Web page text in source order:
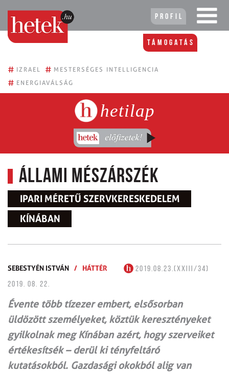
Profil
Támogatás
# IZRAEL # MESTERSÉGES INTELLIGENCIA
# ENERGIAVÁLSÁG
hetilap
Állami mészárszék
IPARI MÉRETŰ SZERVKERESKEDELEM
KÍNÁBAN
SEBESTYÉN ISTVÁN / HÁTTÉR
2019.08.23.(XXIII/34)
2019. 08. 22.
Évente több tízezer embert, elsősorban
üldözött személyeket, köztük keresztényeket
gyilkolnak meg Kínában azért, hogy szerveiket
értékesítsék – derül ki tényfeltáró
kutatásokból. Gazdasági okokból alig van